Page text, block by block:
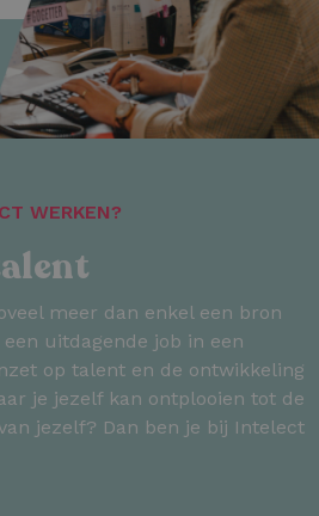
WERKEN?
meer dan enkel een bron
uitdagende job in een
op talent en de ontwikkeling
je jezelf kan ontplooien tot de
jezelf? Dan ben je bij Intelect